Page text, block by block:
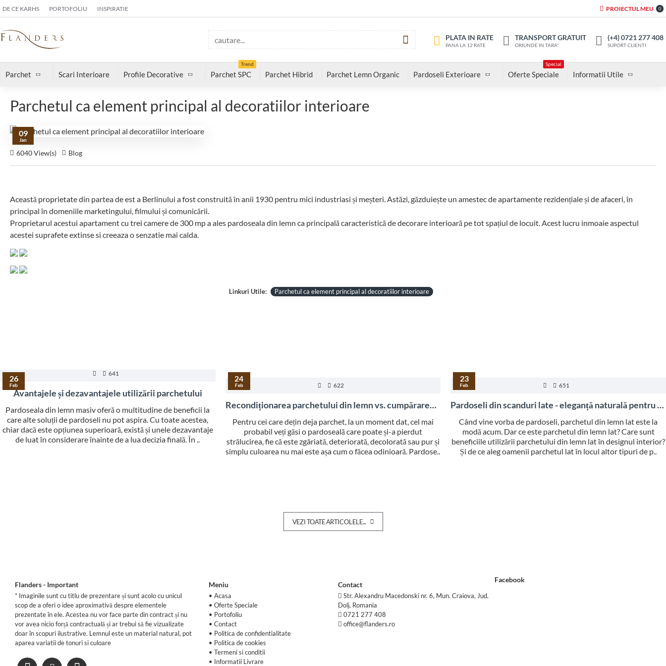
DE CE KARHS PORTOFOLIU INSPIRATIE PROIECTUL MEU 0
PLATA IN RATE
PANA LA 12 RATE
TRANSPORT GRATUIT
ORIUNDE IN TARA*
(+4) 0721 277 408
SUPORT CLIENTI
Parchet Scari Interioare Profile Decorative Parchet SPC
Trend
Parchet Hibrid Parchet Lemn Organic Pardoseli Exterioare Oferte Speciale
Special
Informatii Utile
Parchetul ca element principal al decoratiilor interioare
09
Jan
6040 View(s) Blog
Această proprietate din partea de est a Berlinului a fost construită în anii 1930 pentru mici industriasi și meșteri. Astăzi, găzduiește un amestec de apartamente rezidențiale și de afaceri, în
principal în domeniile marketingului, filmului și comunicării.
Proprietarul acestui apartament cu trei camere de 300 mp a ales pardoseala din lemn ca principală caracteristică de decorare interioară pe tot spațiul de locuit. Acest lucru inmoaie aspectul
acestei suprafete extinse si creeaza o senzatie mai calda.
Linkuri Utile: Parchetul ca element principal al decoratiilor interioare
26
Feb
641
Avantajele și dezavantajele utilizării parchetului
Pardoseala din lemn masiv oferă o multitudine de beneficii la
care alte soluții de pardoseli nu pot aspira. Cu toate acestea,
chiar dacă este opțiunea superioară, există și unele dezavantaje
de luat în considerare înainte de a lua decizia finală. În ..
24
Feb 622
Recondiționarea parchetului din lemn vs. cumpărarea unui parchet nou: Avantaje și Dezavantaje
Pentru cei care dețin deja parchet, la un moment dat, cel mai
probabil veți găsi o pardoseală care poate și-a pierdut
strălucirea, fie că este zgâriată, deteriorată, decolorată sau pur și
simplu culoarea nu mai este așa cum o făcea odinioară. Pardose..
23
Feb 651
Pardoseli din scanduri late - eleganță naturală pentru spații cu personalitate
Când vine vorba de pardoseli, parchetul din lemn lat este la
modă acum. Dar ce este parchetul din lemn lat? Care sunt
beneficiile utilizării parchetului din lemn lat în designul interior?
Și de ce aleg oamenii parchetul lat în locul altor tipuri de p..
VEZI TOATE ARTICOLELE...
Flanders - Important
* Imaginile sunt cu titlu de prezentare și sunt acolo cu unicul
scop de a oferi o idee aproximativă despre elementele
prezentate în ele. Acestea nu vor face parte din contract și nu
vor avea nicio forță contractuală și ar trebui să fie vizualizate
doar în scopuri ilustrative. Lemnul este un material natural, pot
aparea variatii de tonuri si culoare
Meniu
• Acasa
•Oferte Speciale
• Portofoliu
•Contact
• Politica de confidentialitate
• Politica de cookies
•Termeni si conditii
• Informatii Livrare
Contact
Str. Alexandru Macedonski nr. 6, Mun. Craiova, Jud.
Dolj, Romania
0721 277 408
office@flanders.ro
Facebook